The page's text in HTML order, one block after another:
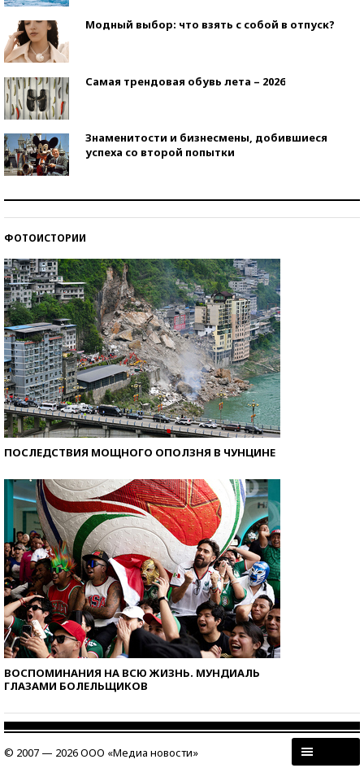
Модный выбор: что взять с собой в отпуск?
Самая трендовая обувь лета – 2026
Знаменитости и бизнесмены, добившиеся
успеха со второй попытки
ФОТОИСТОРИИ
ПОСЛЕДСТВИЯ МОЩНОГО ОПОЛЗНЯ В ЧУНЦИНЕ
ВОСПОМИНАНИЯ НА ВСЮ ЖИЗНЬ. МУНДИАЛЬ
ГЛАЗАМИ БОЛЕЛЬЩИКОВ
© 2007 — 2026 ООО «Медиа новости»